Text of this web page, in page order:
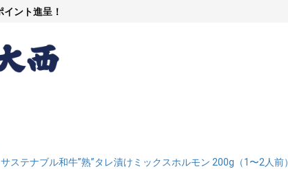
ント進呈！
サステナブル和牛”熟”タレ漬けミックスホルモン 200g（1〜2人前）